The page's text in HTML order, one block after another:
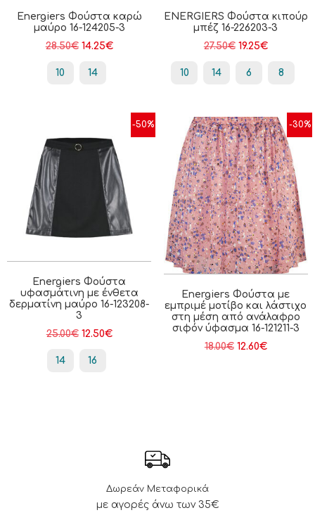
Energiers Φούστα καρώ
μαύρο 16-124205-3
28.50€ 14.25€
10 14
ENERGIERS Φούστα κιπούρ
μπέζ 16-226203-3
27.50€ 19.25€
10 14 6 8
-50%
Energiers Φούστα
υφασμάτινη με ένθετα
δερματίνη μαύρο 16-123208-
3
25.00€ 12.50€
14 16
-30%
Energiers Φούστα με
εμπριμέ μοτίβο και λάστιχο
στη μέση από ανάλαφρο
σιφόν ύφασμα 16-121211-3
18.00€ 12.60€
Δωρεάν Μεταφορικά
με αγορές άνω των 35€